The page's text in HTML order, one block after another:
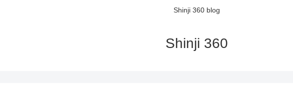
Shinji 360 blog
Shinji 360